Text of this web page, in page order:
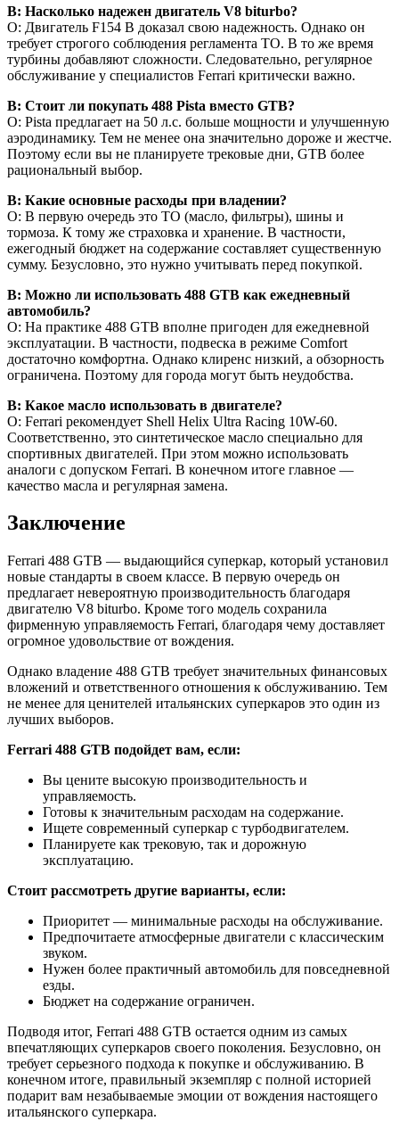
В: Насколько надежен двигатель V8 biturbo?
О: Двигатель F154 B доказал свою надежность. Однако он
требует строгого соблюдения регламента ТО. В то же время
турбины добавляют сложности. Следовательно, регулярное
обслуживание у специалистов Ferrari критически важно.
В: Стоит ли покупать 488 Pista вместо GTB?
О: Pista предлагает на 50 л.с. больше мощности и улучшенную
аэродинамику. Тем не менее она значительно дороже и жестче.
Поэтому если вы не планируете трековые дни, GTB более
рациональный выбор.
В: Какие основные расходы при владении?
О: В первую очередь это ТО (масло, фильтры), шины и
тормоза. К тому же страховка и хранение. В частности,
ежегодный бюджет на содержание составляет существенную
сумму. Безусловно, это нужно учитывать перед покупкой.
В: Можно ли использовать 488 GTB как ежедневный
автомобиль?
О: На практике 488 GTB вполне пригоден для ежедневной
эксплуатации. В частности, подвеска в режиме Comfort
достаточно комфортна. Однако клиренс низкий, а обзорность
ограничена. Поэтому для города могут быть неудобства.
В: Какое масло использовать в двигателе?
О: Ferrari рекомендует Shell Helix Ultra Racing 10W-60.
Соответственно, это синтетическое масло специально для
спортивных двигателей. При этом можно использовать
аналоги с допуском Ferrari. В конечном итоге главное —
качество масла и регулярная замена.
Заключение
Ferrari 488 GTB — выдающийся суперкар, который установил
новые стандарты в своем классе. В первую очередь он
предлагает невероятную производительность благодаря
двигателю V8 biturbo. Кроме того модель сохранила
фирменную управляемость Ferrari, благодаря чему доставляет
огромное удовольствие от вождения.
Однако владение 488 GTB требует значительных финансовых
вложений и ответственного отношения к обслуживанию. Тем
не менее для ценителей итальянских суперкаров это один из
лучших выборов.
Ferrari 488 GTB подойдет вам, если:
Вы цените высокую производительность и
управляемость.
Готовы к значительным расходам на содержание.
Ищете современный суперкар с турбодвигателем.
Планируете как трековую, так и дорожную
эксплуатацию.
Стоит рассмотреть другие варианты, если:
Приоритет — минимальные расходы на обслуживание.
Предпочитаете атмосферные двигатели с классическим
звуком.
Нужен более практичный автомобиль для повседневной
езды.
Бюджет на содержание ограничен.
Подводя итог, Ferrari 488 GTB остается одним из самых
впечатляющих суперкаров своего поколения. Безусловно, он
требует серьезного подхода к покупке и обслуживанию. В
конечном итоге, правильный экземпляр с полной историей
подарит вам незабываемые эмоции от вождения настоящего
итальянского суперкара.